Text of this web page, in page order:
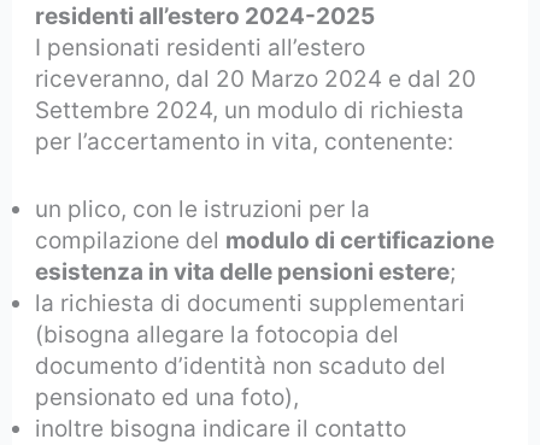
residenti all’estero 2024-2025
I pensionati residenti all’estero
riceveranno, dal 20 Marzo 2024 e dal 20
Settembre 2024, un modulo di richiesta
per l’accertamento in vita, contenente:
un plico, con le istruzioni per la
compilazione del modulo di certificazione
esistenza in vita delle pensioni estere;
la richiesta di documenti supplementari
(bisogna allegare la fotocopia del
documento d’identità non scaduto del
pensionato ed una foto),
inoltre bisogna indicare il contatto